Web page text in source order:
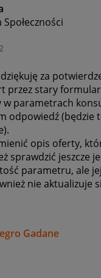
dziękuję za
przez stary
w parametrach
odpowiedź (będzie
opis oferty,
sprawdzić jeszcze
parametru, ale
nie aktualizuje
Gadane